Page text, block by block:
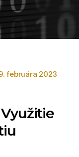
februára 2023